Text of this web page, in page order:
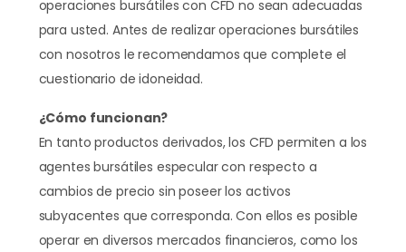
operaciones bursátiles con CFD no sean adecuadas
para usted. Antes de realizar operaciones bursátiles
con nosotros le recomendamos que complete el
cuestionario de idoneidad.
¿Cómo funcionan?
En tanto productos derivados, los CFD permiten a los
agentes bursátiles especular con respecto a
cambios de precio sin poseer los activos
subyacentes que corresponda. Con ellos es posible
operar en diversos mercados financieros, como los